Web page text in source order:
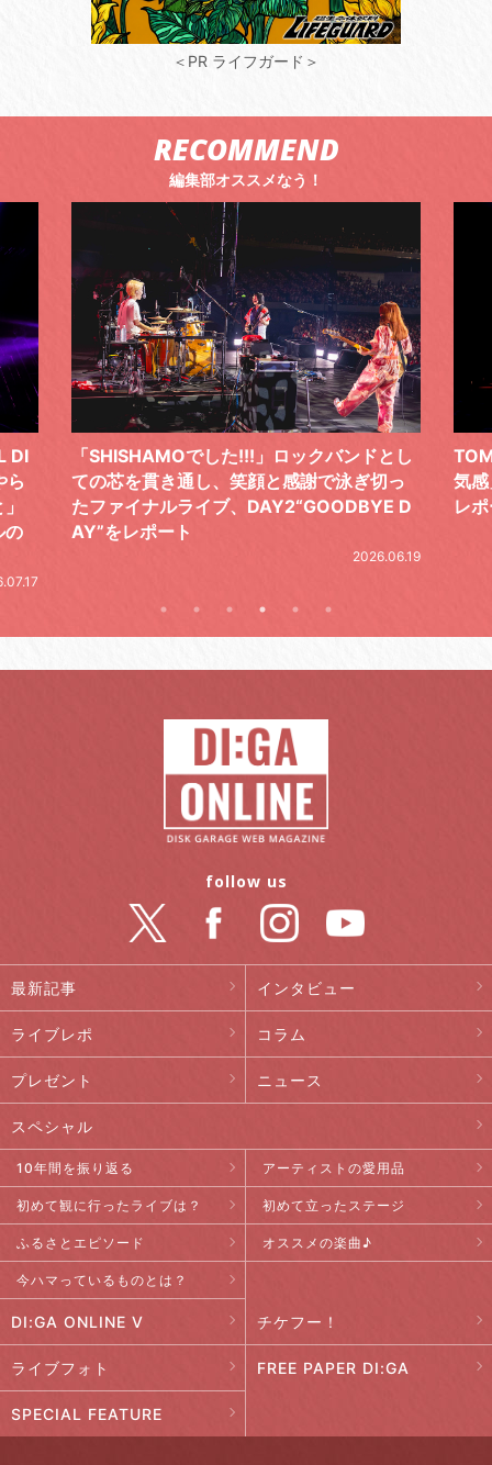
＜PR ライフガード＞
RECOMMEND
編集部オススメなう！
し
っ
D
TOMOO、３台の鍵盤で「6月から7月の空
気感」を鮮やかに描いた、FC限定ライブを
レポート
筋
の
と
最新記事 インタビュー
ライブレポ コラム
プレゼント ニュース
スペシャル
10年間を振り返る アーティストの愛用品
初めて観に行ったライブは？ 初めて立ったステージ
ふるさとエピソード オススメの楽曲♪
今ハマっているものとは？
DI:GA ONLINE V チケフー！
ライブフォト FREE PAPER DI:GA
SPECIAL FEATURE
follow us